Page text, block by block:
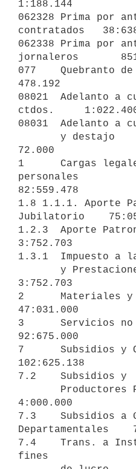
1:188.144
062328 Prima por
contratados
062338 Prima por
jornaleros
077    Quebranto de
478.192
08021  Adelanto a
ctdos.
08031  Adelanto a
72.000
1      Cargas
personales
82:559.478
1.8 1.1.1. Aporte
Jubilatorio
1.2.3  Aporte
3:752.703
1.3.1  Impuesto a
3:752.703
2      Materiales y
47:031.000
3      Servicios no
92:675.000
7      Subsidios y
102:625.138
7.2    Subsidios y
4:000.000
7.3    Subsidios a
Departamentales
7.4    Trans. a
fines